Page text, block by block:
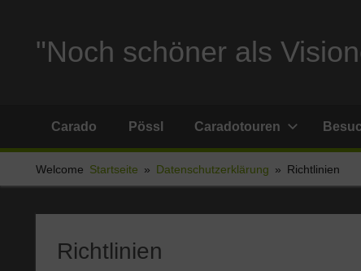
springen"Noch schöner als
Stellplatzberichte
und
alles
rund
Ferien
Carado Pössl Caradotouren
Welcome Startseite Datenschutzerklärung Richtlinien
Richtlinien